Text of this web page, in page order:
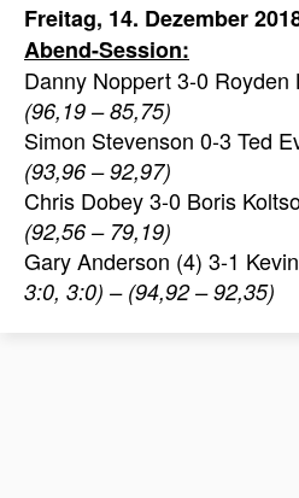
Freitag, 14. Dezember
Abend-Session:
Danny Noppert 3-0 Royden
(96,19 – 85,75)
Simon Stevenson 0-3 Ted
(93,96 – 92,97)
Chris Dobey 3-0 Boris
(92,56 – 79,19)
Gary Anderson (4) 3-1
3:0, 3:0) – (94,92 – 92,35)